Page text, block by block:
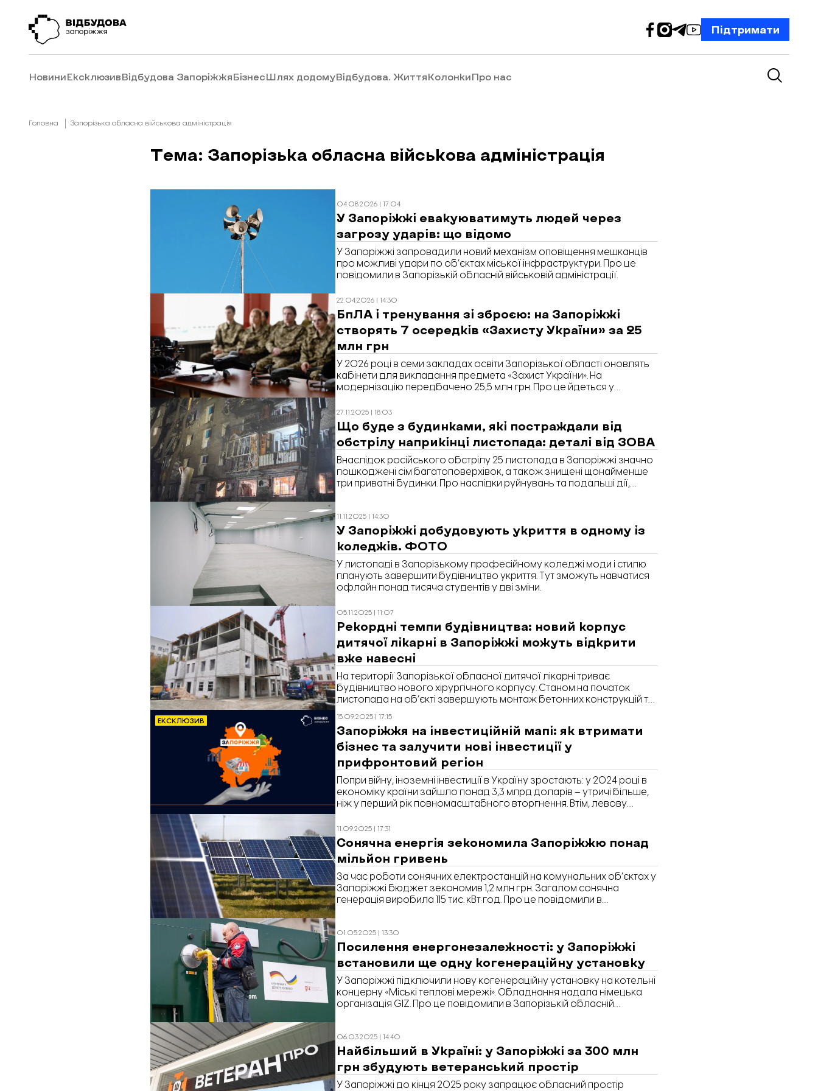
Підтримати
НовиниЕксклюзивВідбудова ЗапоріжжяБізнесШлях додомуВідбудова. ЖиттяКолонкиПро нас
Головна Запорізька обласна військова адміністрація
Тема: Запорізька обласна військова адміністрація
04.08.2026 | 17:04
У Запоріжжі евакуюватимуть людей через
загрозу ударів: що відомо
У Запоріжжі запровадили новий механізм оповіщення мешканців
про можливі удари по об’єктах міської інфраструктури. Про це
повідомили в Запорізькій обласній військовій адміністрації.
22.04.2026 | 14:30
БпЛА і тренування зі зброєю: на Запоріжжі
створять 7 осередків «Захисту України» за 25
млн грн
У 2026 році в семи закладах освіти Запорізької області оновлять
кабінети для викладання предмета «Захист України». На
модернізацію передбачено 25,5 млн грн. Про це йдеться у
адміністрації.
27.11.2025 | 18:03
Що буде з будинками, які постраждали від
обстрілу наприкінці листопада: деталі від ЗОВА
Внаслідок російського обстрілу 25 листопада в Запоріжжі значно
пошкоджені сім багатоповерхівок, а також знищені щонайменше
три приватні будинки. Про наслідки руйнувань та подальші дії,
11.11.2025 | 14:30
У Запоріжжі добудовують укриття в одному із
коледжів. ФОТО
У листопаді в Запорізькому професійному коледжі моди і стилю
планують завершити будівництво укриття. Тут зможуть навчатися
офлайн понад тисяча студентів у дві зміни.
05.11.2025 | 11:07
Рекордні темпи будівництва: новий корпус
дитячої лікарні в Запоріжжі можуть відкрити
вже навесні
На території Запорізької обласної дитячої лікарні триває
будівництво нового хірургічного корпусу. Станом на початок
листопада на об’єкті завершують монтаж бетонних конструкцій та
Запорізькій обласній військовій адміністрації.
ЕКСКЛЮЗИВ
15.09.2025 | 17:15
Запоріжжя на інвестиційній мапі: як втримати
бізнес та залучити нові інвестиції у
прифронтовий регіон
Попри війну, іноземні інвестиції в Україну зростають: у 2024 році в
економіку країни зайшло понад 3,3 млрд доларів – утричі більше,
ніж у перший рік повномасштабного вторгнення. Втім, левову
остерігаються ризиків у прифронтових областях. «Бізнес.
Запоріжжя» розбирався, як залучити інвестиції в Запорізький
регіон, чому місцеві передові підприємства не виїжджають і чи
може в області з’явитись індустріальний парк.
11.09.2025 | 17:31
Сонячна енергія зекономила Запоріжжю понад
мільйон гривень
За час роботи сонячних електростанцій на комунальних об’єктах у
Запоріжжі бюджет зекономив 1,2 млн грн. Загалом сонячна
генерація виробила 115 тис. кВт·год. Про це повідомили в
01.05.2025 | 13:30
Посилення енергонезалежності: у Запоріжжі
встановили ще одну когенераційну установку
У Запоріжжі підключили нову когенераційну установку на котельні
концерну «Міські теплові мережі». Обладнання надала німецька
організація GIZ. Про це повідомили в Запорізькій обласній
06.03.2025 | 14:40
Найбільший в Україні: у Запоріжжі за 300 млн
грн збудують ветеранський простір
У Запоріжжі до кінця 2025 року запрацює обласний простір